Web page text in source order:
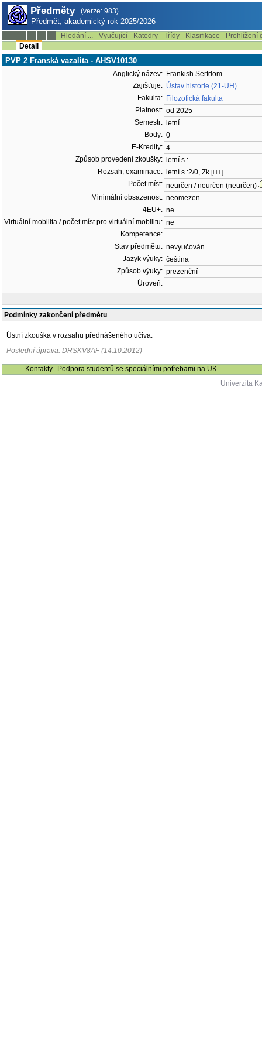
Předměty (verze: 983)
Předmět, akademický rok 2025/2026
--:-- Hledání ... Vyučující Katedry Třídy Klasifikace
Prohlížení
Detail
PVP 2 Franská vazalita - AHSV10130
Anglický název: Frankish Serfdom
Zajišťuje: Ústav historie (21-UH)
Fakulta: Filozofická fakulta
Platnost: od 2025
Semestr:
letní
Body: 0
E-Kredity: 4
Způsob provedení zkoušky:
letní s.:
Rozsah, examinace:
letní s.:2/0, Zk [HT]
Počet míst: neurčen / neurčen (neurčen)
Minimální obsazenost: neomezen
4EU+: ne
Virtuální mobilita / počet míst pro virtuální mobilitu: ne
Kompetence:
Stav předmětu: nevyučován
Jazyk výuky: čeština
Způsob výuky: prezenční
Úroveň:
Podmínky zakončení předmětu
Ústní zkouška v rozsahu přednášeného učiva.
Poslední úprava: DRSKV8AF (14.10.2012)
Kontakty
Podpora studentů se speciálními potřebami na UK
Univerzita